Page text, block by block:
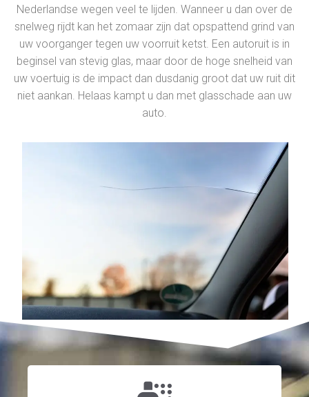
Nederlandse wegen veel te lijden. Wanneer u dan over de
snelweg rijdt kan het zomaar zijn dat opspattend grind van
uw voorganger tegen uw voorruit ketst. Een autoruit is in
beginsel van stevig glas, maar door de hoge snelheid van
uw voertuig is de impact dan dusdanig groot dat uw ruit dit
niet aankan. Helaas kampt u dan met glasschade aan uw
auto.